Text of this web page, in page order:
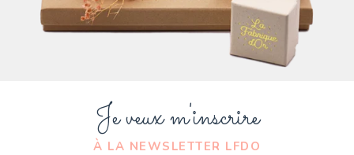
Je veux m'inscrire
À LA NEWSLETTER LFDO